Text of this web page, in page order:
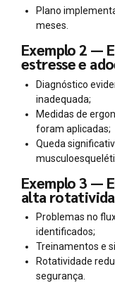
Plano
meses.
Exemplo 2 —
estresse e
Diagnóstico
inadequada;
Medidas de
foram aplicadas;
Queda
Exemplo 3 —
alta
Problemas no
identificados;
Treinamentos e
Rotatividade
segurança.